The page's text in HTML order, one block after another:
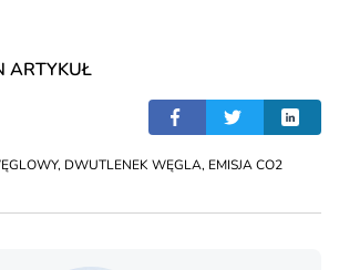
ARTYKUŁ
, DWUTLENEK WĘGLA, EMISJA CO2